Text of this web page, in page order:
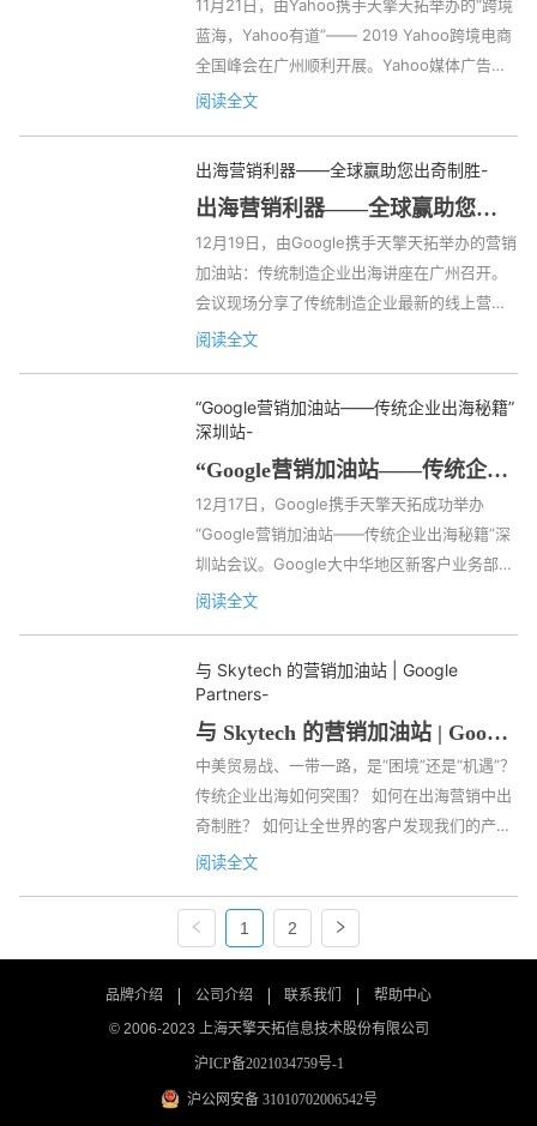
万平方米，境内外参展企业近2.5万家，210多
个国家和地区的约20万名境外采购商与会。
—— 来源广交会官网 外贸新趋势  “面对外部环
境变化，...
11月21日，由Yahoo携手天擎天拓举办的“跨境
蓝海，Yahoo有道”—— 2019 Yahoo跨境电商
全国峰会在广州顺利开展。Yahoo媒体广告高
级总监Matthew、Yahoo渠道发展总监Elly、
本次会议分享了在如今跨境出海时代，Yahoo
如何把握新机遇，打开跨境营销新局面的内
容，为各位广告主提供了海外营销新思路。 全
新雅虎品牌故事及发展 Yahoo渠道发展总监
Elly在会议上进行了全新雅虎品牌...
阅读全文
出海营销利器——全球赢助您出奇制胜-
出海营销利器——全球赢助您出
奇制胜
12月19日，由Google携手天擎天拓举办的营销
加油站：传统制造企业出海讲座在广州召开。
会议现场分享了传统制造企业最新的线上营销
趋势，并带来多个成功案例，帮助企业进行更
析 Google大中华地区新业务部南方区负责人
户建站案例分析》的主题分享。 Eddy以B2B网
站为例，指出数字营销是全球市场的大势所
趋。在当前数字化时代，谷歌能捕捉到采购者
思考的每一个“微时刻”，...
阅读全文
“Google营销加油站——传统企业出海秘籍”
深圳站-
“Google营销加油站——传统企业
出海秘籍”深圳站
12月17日，Google携手天擎天拓成功举办
“Google营销加油站——传统企业出海秘籍”深
圳站会议。Google大中华地区新客户业务部南
区负责人Eddy作为讲师出席此次会议，天擎天
企业受邀参加，共同探讨传统制造企业最新的
首先为大家带来“ B2B 出海营销趋势与客户建
站案例分析“的分享，以 B2B 行业为重点展开
各项分析，他以市场全球化趋势逐渐显著为
例，...
阅读全文
与 Skytech 的营销加油站 | Google
Partners-
与 Skytech 的营销加油站 | Google
Partners
中美贸易战、一带一路，是“困境”还是“机遇”？
传统企业出海如何突围？ 如何在出海营销中出
奇制胜？ 如何让全世界的客户发现我们的产
品？ 为什么我的公司在海外做了推广，销量还
Partners 共同举办的营销加油站： 传统制造企
业出海讲座或许能给到您想要的答案。 诚邀你
业 最新的线上营销趋势，并会为您带来多个成
功案例，帮助您更有效的推广您的生意。 亮点
期待 传统制造企业出海行销秘籍 了解 传统制
造企业 最新线上...
阅读全文
1 2
品牌介绍 公司介绍 联系我们
帮助中心
© 2006-2023 上海天擎天拓信息技术股份有限公司
沪ICP备2021034759号-1
沪公网安备 31010702006542号